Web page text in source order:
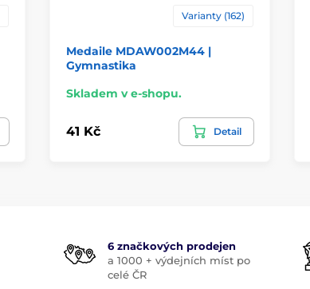
Varianty (162)
Medaile MDAW002M44 |
Gymnastika
Skladem v e-shopu.
41 Kč Detail
6 značkových prodejen
a 1000 + výdejních míst po
celé ČR